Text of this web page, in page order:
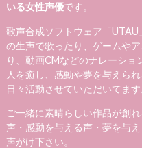
いる女性声優です。
歌声合成ソフトウェア「
の生声で歌ったり、ゲームや
り、動画CMなどのナレーシ
人を癒し、感動や夢を与えら
日々活動させていただいてます
ご一緒に素晴らしい作品が創
声・感動を与える声・夢を与
声がけ下さい。